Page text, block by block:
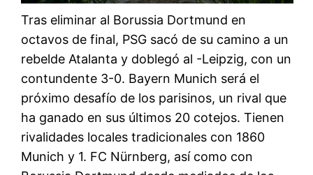
Tras eliminar al Borussia Dortmund en
octavos de final, PSG sacó de su camino a un
rebelde Atalanta y doblegó al -Leipzig, con un
contundente 3-0. Bayern Munich será el
próximo desafío de los parisinos, un rival que
ha ganado en sus últimos 20 cotejos. Tienen
rivalidades locales tradicionales con 1860
Munich y 1. FC Nürnberg, así como con